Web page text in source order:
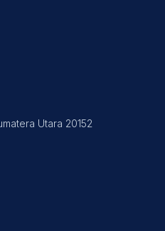
Utara 20152